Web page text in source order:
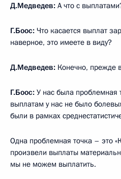
Д.Медведев: А что с
Г.Боос: Что касается выплат
наверное, это имеете в виду?
Д.Медведев: Конечно, прежде
Г.Боос: У нас была проблемная
выплатам у нас не было
были в рамках
Одна проблемная точка – это
произвели выплаты
мы не можем выплатить.